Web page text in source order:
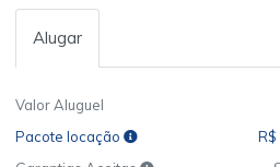
Alugar
Valor Aluguel
Pacote locação
R$